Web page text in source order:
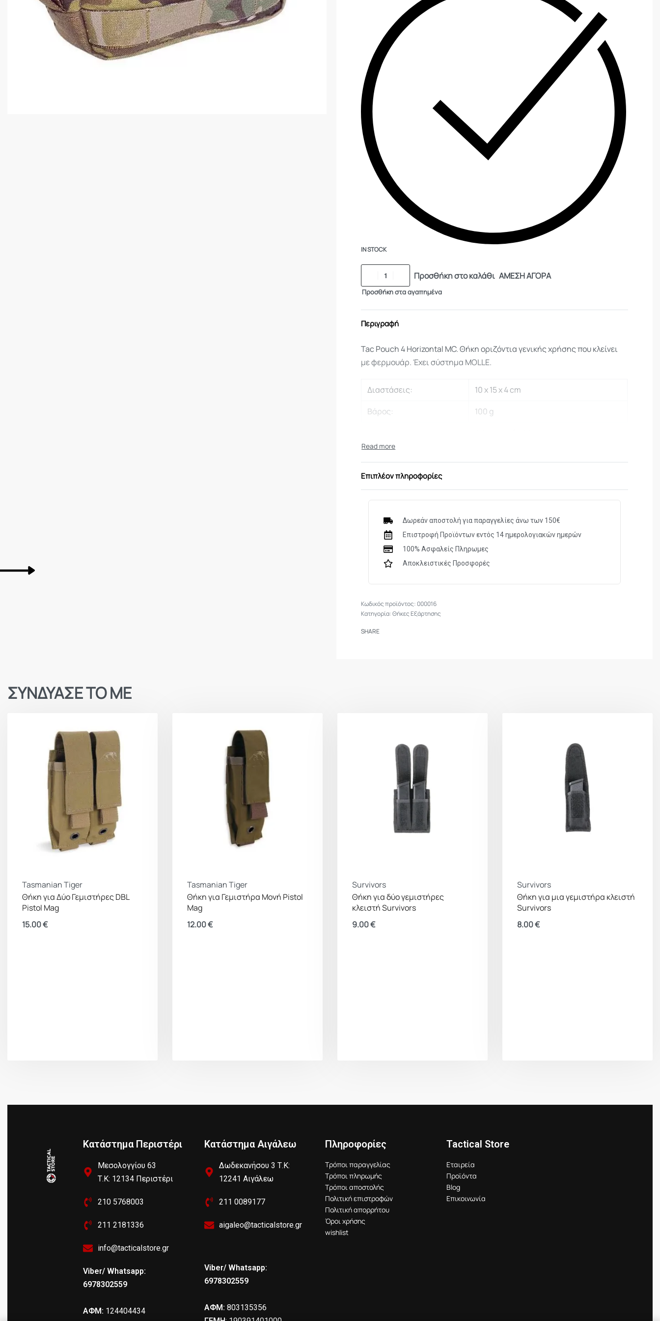
IN STOCK
Προσθήκη στο καλάθι ΑΜΕΣΗ ΑΓΟΡΑ
Προσθήκη στα αγαπημένα
Περιγραφή
Tac Pouch 4 Horizontal MC. Θήκη οριζόντια γενικής χρήσης που κλείνει
με φερμουάρ. Έχει σύστημα MOLLE.
Διαστάσεις:
10 x 15 x 4 cm
Βάρος:
100 g
Επιπλέον πληροφορίες
Δωρεάν αποστολή για παραγγελίες άνω των 150€
Επιστροφή Προϊόντων εντός 14 ημερολογιακών ημερών
100% Ασφαλείς Πληρωμες
Αποκλειστικές Προσφορές
000016
Κατηγορία:Θήκες Εξάρτησης
SHARE
ΣΥΝΔΥΑΣΕ ΤΟ ΜΕ
Tasmanian Tiger
Θήκη για Δύο Γεμιστήρες DBL
Pistol Mag
15.00€
Tasmanian Tiger
Θήκη για Γεμιστήρα Μονή Pistol
Mag
12.00€
Survivors
Θήκη για δύο γεμιστήρες
κλειστή Survivors
9.00€
Survivors
Θήκη για μια γεμιστήρα κλειστή
Survivors
8.00€
Κατάστημα Περιστέρι
Μεσολογγίου 63
Τ.Κ: 12134 Περιστέρι
210 5768003
211 2181336
info@tacticalstore.gr
Viber/ Whatsapp:
6978302559
ΑΦΜ: 124404434
Κατάστημα Αιγάλεω
Δωδεκανήσου 3 Τ.Κ:
12241 Αιγάλεω
211 0089177
aigaleo@tacticalstore.gr
Viber/ Whatsapp:
6978302559
ΑΦΜ: 803135356
Πληροφορίες
Τρόποι παραγγελίας
Τρόποι πληρωμής
Τρόποι αποστολής
Πολιτική επιστροφών
Πολιτική απορρήτου
Όροι χρήσης
wishlist
Tactical Store
Εταιρεία
Προϊόντα
Blog
Επικοινωνία